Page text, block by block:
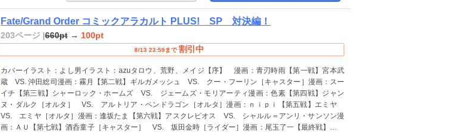
Fate/Grand Order コミックアラカルト PLUS! SP 対決編！
203ページ |660pt → 100pt
8/13 23:59まで 割引中
カバーイラスト：よし男イラスト：azuタロウ、荒野、メイジ【序】 漫画：青刃時雨【第一戦】宮本武
蔵 VS. 沖田総司漫画：霧月【第二戦】ギルガメッシュ VS. クー・フーリン［キャスター］漫画：スー
イチ【第三戦】シャーロック・ホームズ VS. ジェームズ・モリアーティ漫画：色素【第四戦】ジャン
ヌ・ダルク［オルタ］ VS. アルトリア・ペンドラゴン［オルタ］漫画：ｎｉｐｉ【第五戦】エミヤ
VS. エミヤ［オルタ］漫画：逢坂たま【第六戦】アスクレピオス VS. シャルル＝アンリ・サンソン漫
画：ＡＵ【第七戦】酒呑童子［キャスター］ VS. 坂田金時［ライダー］漫画：尾玉了一【最終戦】ヴォ